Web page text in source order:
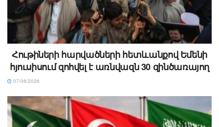
Հութիների հարվածների հետևանքով Եմենի
հյուսիսում զոհվել է առնվազն 30 զինծառայող
07/08/2026